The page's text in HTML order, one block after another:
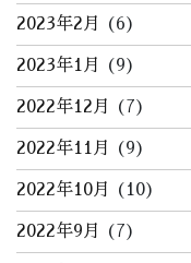
2023年2月 (6)
2023年1月 (9)
2022年12月 (7)
2022年11月 (9)
2022年10月 (10)
2022年9月 (7)